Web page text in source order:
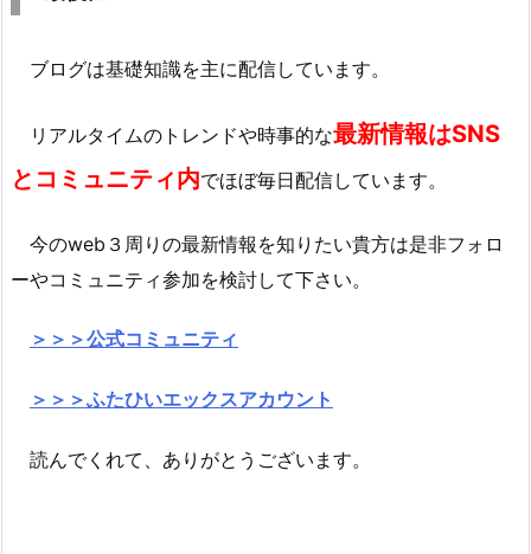
ブログは基礎知識を主に配信しています。
リアルタイムのトレンドや時事的な最新情報はSNS
とコミュニティ内でほぼ毎日配信しています。
今のweb３周りの最新情報を知りたい貴方は是非フォロ
ーやコミュニティ参加を検討して下さい。
＞＞＞公式コミュニティ
＞＞＞ふたひいエックスアカウント
読んでくれて、ありがとうございます。